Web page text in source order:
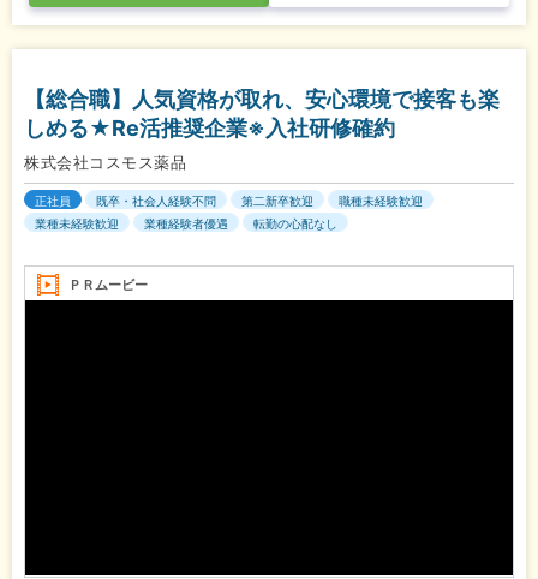
【総合職】人気資格が取れ、安心環境で接客も楽
しめる★Re活推奨企業※入社研修確約
株式会社コスモス薬品
正社員 既卒・社会人経験不問 第二新卒歓迎
職種未経験歓迎
業種未経験歓迎
業種経験者優遇 転勤の心配なし
ＰＲムービー